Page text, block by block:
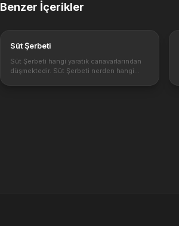
Benzer İçerikler
Süt Şerbeti
Süt Şerbeti hangi yaratık canavarlarından
düşmektedir. Süt Şerbeti nerden hangi